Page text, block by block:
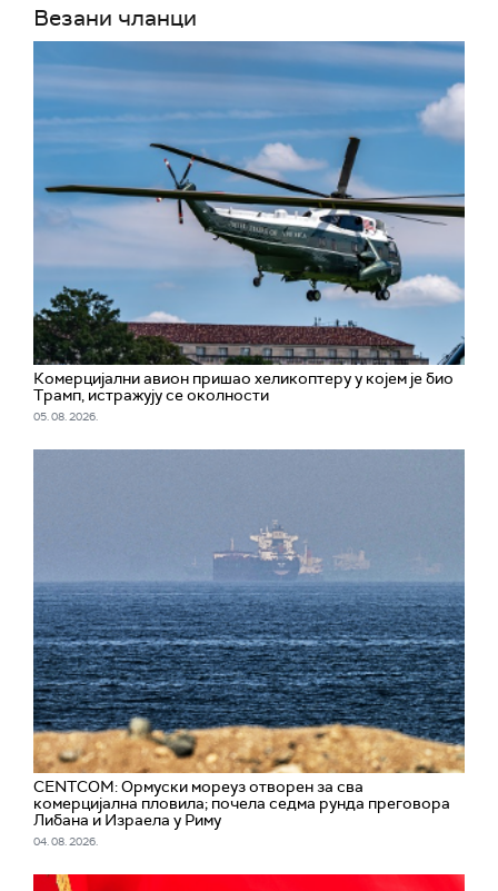
Везани чланци
Комерцијални авион пришао хеликоптеру у којем је био
Трамп, истражују се околности
05. 08. 2026.
CENTCOM: Ормуски мореуз отворен за сва
комерцијална пловила; почела седма рунда преговора
Либана и Израела у Риму
04. 08. 2026.